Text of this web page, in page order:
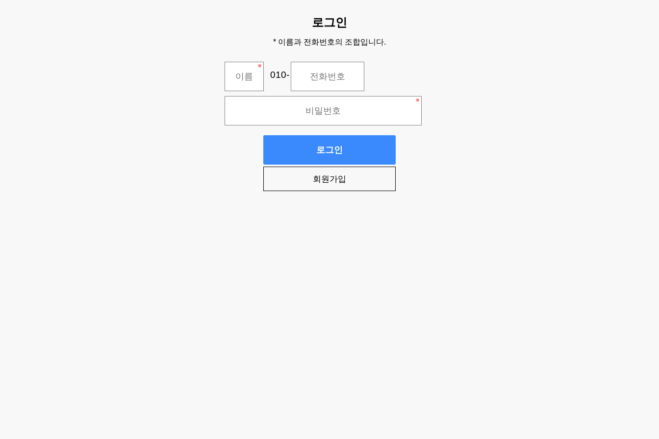
로그인
* 이름과 전화번호의 조합입니다.
010-
로그인
회원가입